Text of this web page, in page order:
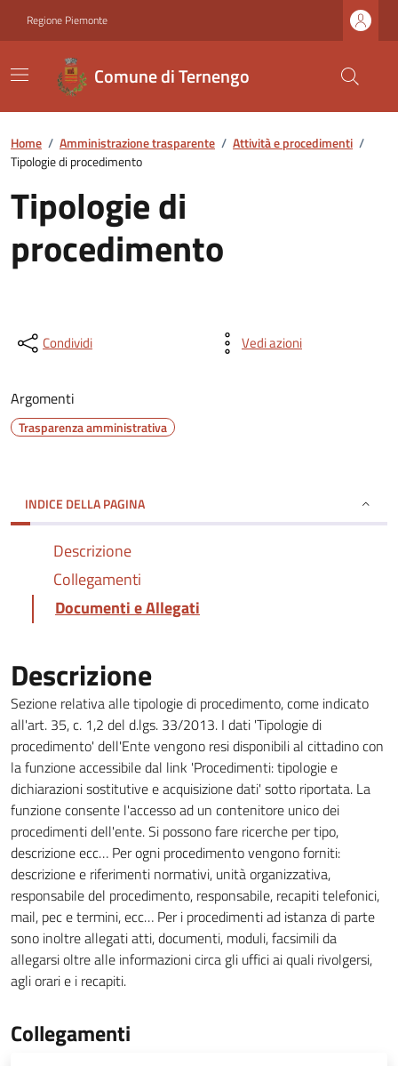
Regione Piemonte
Comune di Ternengo
Home / Amministrazione trasparente / Attività e procedimenti /
Tipologie di procedimento
Tipologie di
procedimento
Condividi Vedi azioni
Argomenti
Trasparenza amministrativa
INDICE DELLA PAGINA
Descrizione
Collegamenti
Documenti e Allegati
Descrizione
Sezione relativa alle tipologie di procedimento, come indicato
all'art. 35, c. 1,2 del d.lgs. 33/2013. I dati 'Tipologie di
procedimento' dell'Ente vengono resi disponibili al cittadino con
la funzione accessibile dal link 'Procedimenti: tipologie e
dichiarazioni sostitutive e acquisizione dati' sotto riportata. La
funzione consente l'accesso ad un contenitore unico dei
procedimenti dell'ente. Si possono fare ricerche per tipo,
descrizione ecc… Per ogni procedimento vengono forniti:
descrizione e riferimenti normativi, unità organizzativa,
responsabile del procedimento, responsabile, recapiti telefonici,
mail, pec e termini, ecc… Per i procedimenti ad istanza di parte
sono inoltre allegati atti, documenti, moduli, facsimili da
allegarsi oltre alle informazioni circa gli uffici ai quali rivolgersi,
agli orari e i recapiti.
Collegamenti